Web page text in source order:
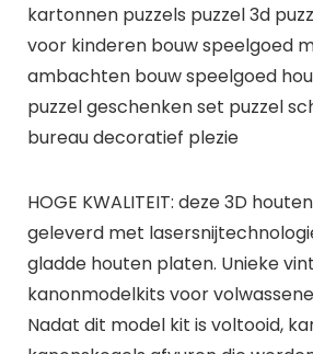
kartonnen puzzels puzzel 3d
voor kinderen bouw speelgoed
ambachten bouw speelgoed
puzzel geschenken set puzzel
bureau decoratief plezie
HOGE KWALITEIT: deze 3D
geleverd met
gladde houten platen. Unieke
kanonmodelkits voor
Nadat dit model kit is voltooid,